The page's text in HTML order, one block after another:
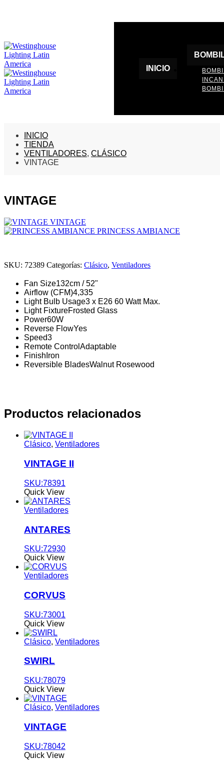
INICIO
INICIO
TIENDA
VENTILADORES, CLÁSICO
VINTAGE
VINTAGE
VINTAGE
PRINCESS AMBIANCE
SKU: 72389 Categorías: Clásico, Ventiladores
Fan Size132cm / 52"
Airflow (CFM)4,335
Light Bulb Usage3 x E26 60 Watt Max.
Light FixtureFrosted Glass
Power60W
Reverse FlowYes
Speed3
Remote Control Adaptable
Finish Iron
Reversible BladesWalnut Rosewood
Productos relacionados
Clásico, Ventiladores
VINTAGE II
SKU:78391
Quick View
Ventiladores
ANTARES
SKU:72930
Quick View
Ventiladores
CORVUS
SKU:73001
Quick View
Clásico, Ventiladores
SWIRL
SKU:78079
Quick View
Clásico, Ventiladores
VINTAGE
SKU:78042
Quick View